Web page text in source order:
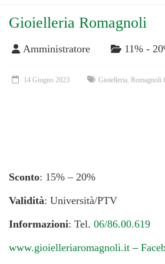
Gioielleria Romagnoli
Amministratore 11% -
14 Giugno 2023 Gioielleria Romagnoli
Sconto: 15% – 20%
Validità: Università/PTV
Informazioni: Tel. 06/86.00.619
www.gioielleriaromagnoli.it –